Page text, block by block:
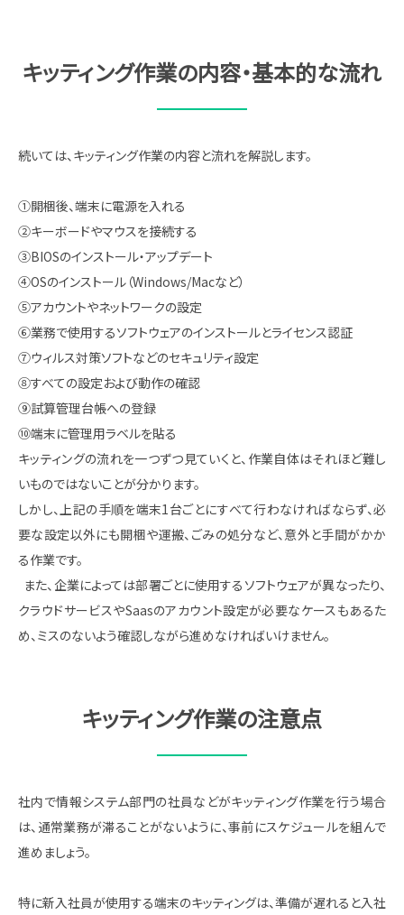
キッティング作業の内容・基本的な流れ
続いては、キッティング作業の内容と流れを解説します。
①開梱後、端末に電源を入れる
②キーボードやマウスを接続する
③BIOSのインストール・アップデート
④OSのインストール（Windows/Macなど）
⑤アカウントやネットワークの設定
⑥業務で使用するソフトウェアのインストールとライセンス認証
⑦ウィルス対策ソフトなどのセキュリティ設定
⑧すべての設定および動作の確認
⑨試算管理台帳への登録
⑩端末に管理用ラベルを貼る
キッティングの流れを一つずつ見ていくと、作業自体はそれほど難し
いものではないことが分かります。
しかし、上記の手順を端末1台ごとにすべて行わなければならず、必
要な設定以外にも開梱や運搬、ごみの処分など、意外と手間がかか
る作業です。
また、企業によっては部署ごとに使用するソフトウェアが異なったり、
クラウドサービスやSaasのアカウント設定が必要なケースもあるた
め、ミスのないよう確認しながら進めなければいけません。
キッティング作業の注意点
社内で情報システム部門の社員などがキッティング作業を行う場合
は、通常業務が滞ることがないように、事前にスケジュールを組んで
進めましょう。
特に新入社員が使用する端末のキッティングは、準備が遅れると入社